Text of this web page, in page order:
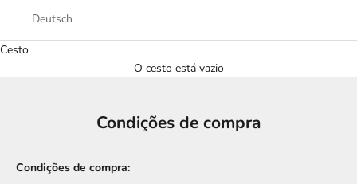
Deutsch
Cesto
O cesto está vazio
Condições de compra
Condições de compra: